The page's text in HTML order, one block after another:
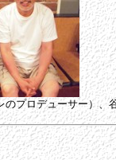
プロデューサー）、